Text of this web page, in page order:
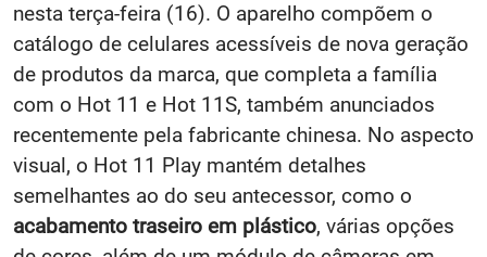
nesta terça-feira (16). O aparelho compõem o
catálogo de celulares acessíveis de nova geração
de produtos da marca, que completa a família
com o Hot 11 e Hot 11S, também anunciados
recentemente pela fabricante chinesa. No aspecto
visual, o Hot 11 Play mantém detalhes
semelhantes ao do seu antecessor, como o
acabamento traseiro em plástico, várias opções